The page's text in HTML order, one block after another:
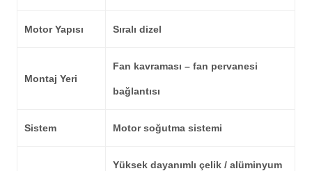
Motor Yapısı Sıralı dizel
Montaj Yeri
Fan kavraması – fan pervanesi
bağlantısı
Sistem Motor soğutma sistemi
Yüksek dayanımlı çelik / alüminyum